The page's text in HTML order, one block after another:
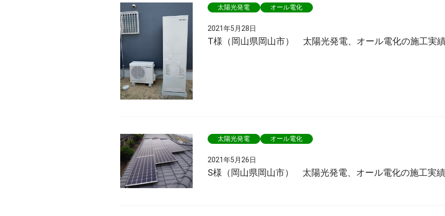
太陽光発電 オール電化
2021年5月28日
T様（岡山県岡山市） 太陽光発電、オール電化の施工実
太陽光発電 オール電化
2021年5月26日
S様（岡山県岡山市） 太陽光発電、オール電化の施工実績